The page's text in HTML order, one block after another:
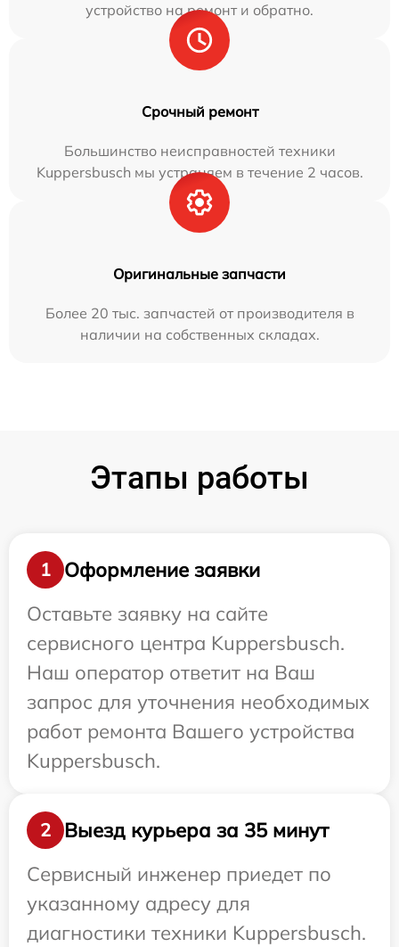
устройство на ремонт и обратно.
Срочный ремонт
Большинство неисправностей техники
Kuppersbusch мы устраняем в течение 2 часов.
Оригинальные запчасти
Более 20 тыс. запчастей от производителя в
наличии на собственных складах.
Этапы работы
1
Оформление заявки
Оставьте заявку на сайте
сервисного центра Kuppersbusch.
Наш оператор ответит на Ваш
запрос для уточнения необходимых
работ ремонта Вашего устройства
Kuppersbusch.
2
Выезд курьера за 35 минут
Сервисный инженер приедет по
указанному адресу для
диагностики техники Kuppersbusch.